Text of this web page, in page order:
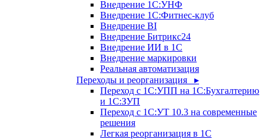
Внедрение 1С:УНФ
Внедрение 1С:Фитнес-клуб
Внедрение BI
Внедрение Битрикс24
Внедрение ИИ в 1С
Внедрение маркировки
Реальная автоматизация
Переходы и реорганизация ▸
Переход с 1С:УПП на 1С:Бухгалтерию
и 1С:ЗУП
Переход с 1С:УТ 10.3 на современные
решения
Легкая реорганизация в 1С